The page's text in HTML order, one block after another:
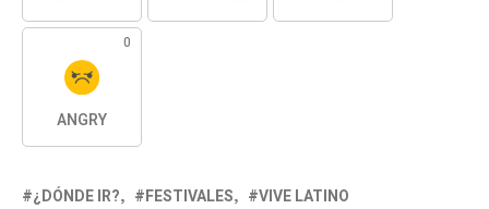
0
ANGRY
¿DÓNDE IR? FESTIVALES VIVE LATINO